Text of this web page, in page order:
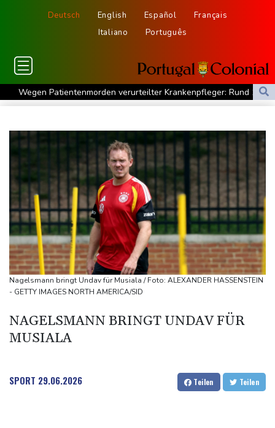
Deutsch English Español
Français
Italiano
Português
Wegen Patientenmorden verurteilter Krankenpfleger: Rund 140
weitere Verdachtsfälle
Leichtathletik-EM: Starke Mabry erreicht Finale als Beste
Goldener Schuh: Verleihung für Kane am 19. August
Leichtathletik-EM: Starke Mabry erreicht Finale
Sommerreise von Verkehrsminister Bilger startet mit ICE-Panne
Kampf gegen Geldwäsche: Klingbeil will Beschlagnahme von
Vermögen erleichtern
Drohnenabwehr an Flughäfen: Ministerpräsident Günther für
Einsatz der Bundeswehr
30-Jähriger nach Streit an Bahnhof Zoo erschossen: Täter in
Sonnenfinsternis: Forscher untersuchen Auswirkungen auf
Navigation und Funksysteme
Nagelsmann bringt Undav für Musiala / Foto: ALEXANDER HASSENSTEIN
- GETTY IMAGES NORTH AMERICA/SID
NAGELSMANN BRINGT UNDAV FÜR
MUSIALA
SPORT 29.06.2026 Teilen Teilen